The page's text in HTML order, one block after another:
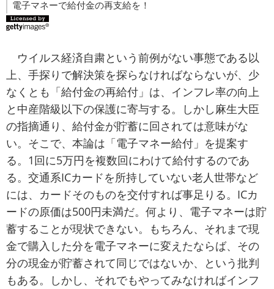
電子マネーで給付金の再支給を！
ウイルス経済自粛という前例がない事態である以
上、手探りで解決策を探らなければならないが、少
なくとも「給付金の再給付」は、インフレ率の向上
と中産階級以下の保護に寄与する。しかし麻生大臣
の指摘通り、給付金が貯蓄に回されては意味がな
い。そこで、本論は「電子マネー給付」を提案す
る。1回に5万円を複数回にわけて給付するのであ
る。交通系ICカードを所持していない老人世帯など
には、カードそのものを交付すれば事足りる。ICカ
ードの原価は500円未満だ。何より、電子マネーは貯
蓄することが現状できない。もちろん、それまで現
金で購入した分を電子マネーに変えたならば、その
分の現金が貯蓄されて同じではないか、という批判
もある。しかし、それでもやってみなければインフ